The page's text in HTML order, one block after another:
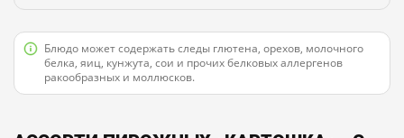
Блюдо может содержать следы глютена, орехов, молочного
белка, яиц, кунжута, сои и прочих белковых аллергенов
ракообразных и моллюсков.